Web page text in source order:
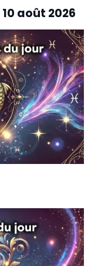
10 août 2026